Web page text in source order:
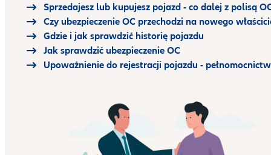
Sprzedajesz lub kupujesz pojazd - co dalej z polisą
Czy ubezpieczenie OC przechodzi na nowego
Gdzie i jak sprawdzić historię pojazdu
Jak sprawdzić ubezpieczenie OC
Upoważnienie do rejestracji pojazdu -